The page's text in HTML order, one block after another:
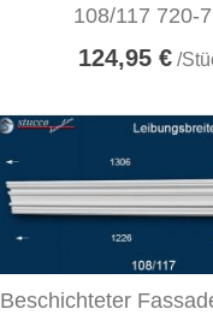
108/117 720-
124,95 € /
Beschichteter